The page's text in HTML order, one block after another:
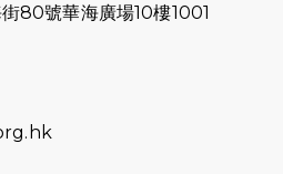
開始）
80號華海廣場10樓1001